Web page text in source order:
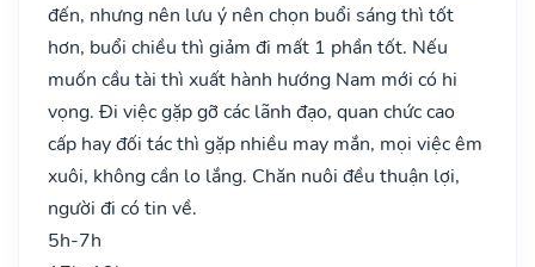
đến, nhưng nên lưu ý nên chọn buổi sáng thì tốt
hơn, buổi chiều thì giảm đi mất 1 phần tốt. Nếu
muốn cầu tài thì xuất hành hướng Nam mới có hi
vọng. Đi việc gặp gỡ các lãnh đạo, quan chức cao
cấp hay đối tác thì gặp nhiều may mắn, mọi việc êm
xuôi, không cần lo lắng. Chăn nuôi đều thuận lợi,
người đi có tin về.
5h-7h